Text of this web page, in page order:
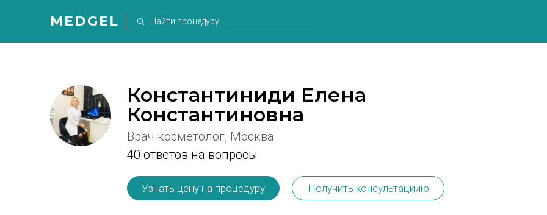
MEDGEL
Константиниди Елена
Константиновна
Врач косметолог, Москва
40 ответов на вопросы
Узнать цену на процедуру Получить консультациию